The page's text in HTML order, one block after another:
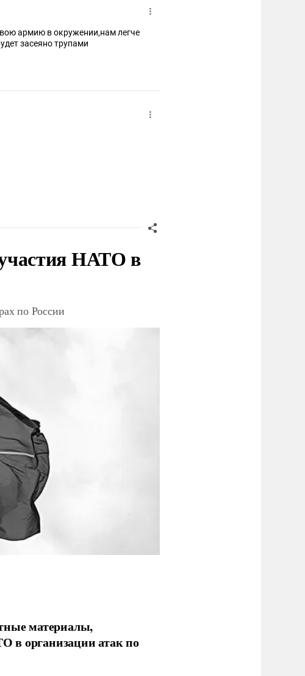
армию в окружении,нам легче
засеяно трупами
НАТО в
по России
материалы,
в организации атак по